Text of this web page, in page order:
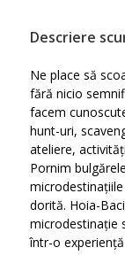
Descriere
Ne place să
fără nicio
facem
hunt-uri,
ateliere,
Pornim
dorită. Hoia-
microdestinație
într-o